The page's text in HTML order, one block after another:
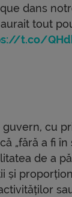
dans
tout
t.co/
cu
„fără a fi
de a